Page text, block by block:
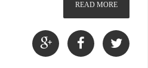
READ MORE